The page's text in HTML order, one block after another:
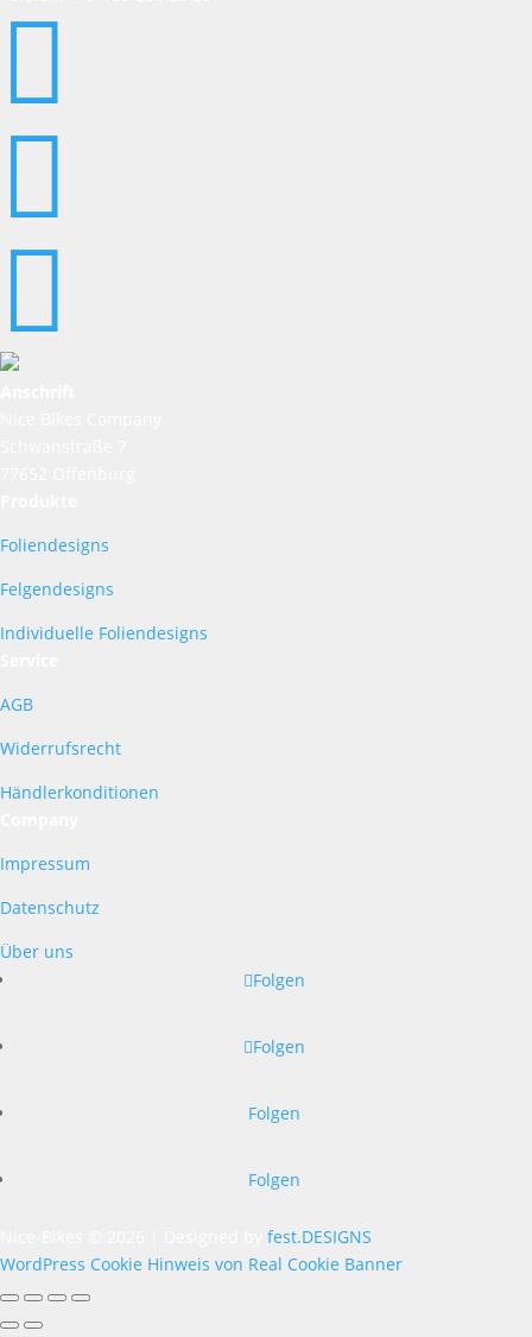



Foliendesigns
Felgendesigns
Individuelle Foliendesigns
AGB
Widerrufsrecht
Händlerkonditionen
Impressum
Datenschutz
Über uns
Folgen
Folgen
Folgen
Folgen
fest.DESIGNS
WordPress Cookie Hinweis von Real Cookie Banner